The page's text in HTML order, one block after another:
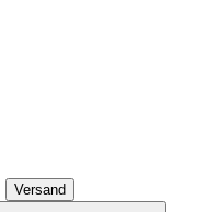
Versand